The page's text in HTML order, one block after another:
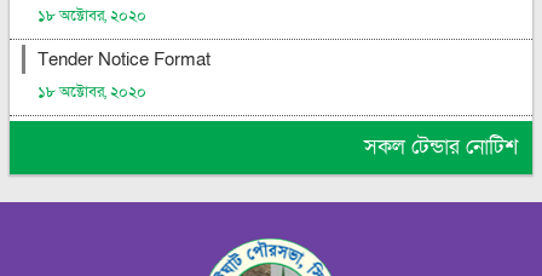
১৮ অক্টোবর, ২০২০
Tender Notice Format
১৮ অক্টোবর, ২০২০
সকল টেন্ডার নোটিশ